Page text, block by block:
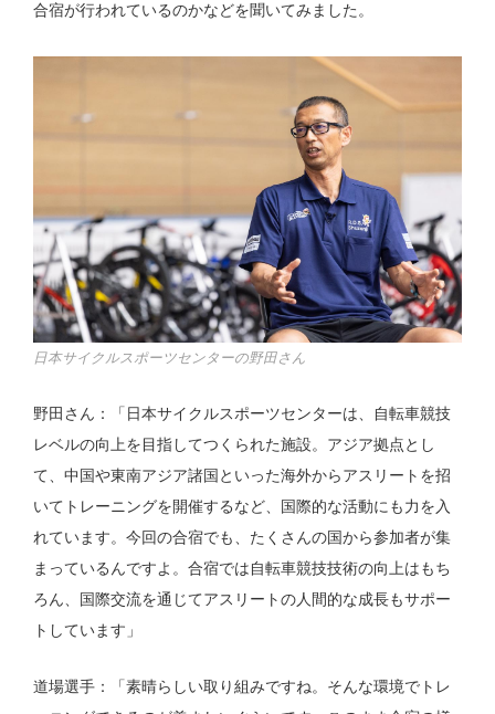
合宿が行われているのかなどを聞いてみました。
日本サイクルスポーツセンターの野田さん
野田さん：「日本サイクルスポーツセンターは、自転車競技
レベルの向上を目指してつくられた施設。アジア拠点とし
て、中国や東南アジア諸国といった海外からアスリートを招
いてトレーニングを開催するなど、国際的な活動にも力を入
れています。今回の合宿でも、たくさんの国から参加者が集
まっているんですよ。合宿では自転車競技技術の向上はもち
ろん、国際交流を通じてアスリートの人間的な成長もサポー
トしています」
道場選手：「素晴らしい取り組みですね。そんな環境でトレ